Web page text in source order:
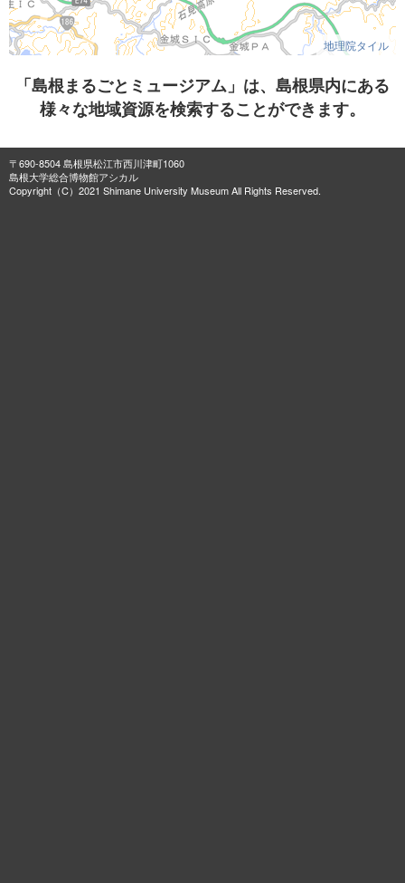
地理院タイル
「島根まるごとミュージアム」は、島根県内にある
様々な地域資源を検索することができます。
〒690-8504 島根県松江市西川津町1060
島根大学総合博物館アシカル
Copyright（C）2021 Shimane University Museum All Rights Reserved.